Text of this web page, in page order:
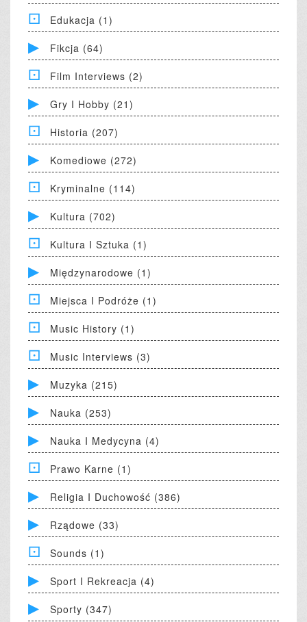
Edukacja (1)
Fikcja (64)
Film Interviews (2)
Gry I Hobby (21)
Historia (207)
Komediowe (272)
Kryminalne (114)
Kultura (702)
Kultura I Sztuka (1)
Międzynarodowe (1)
Miejsca I Podróże (1)
Music History (1)
Music Interviews (3)
Muzyka (215)
Nauka (253)
Nauka I Medycyna (4)
Prawo Karne (1)
Religia I Duchowość (386)
Rządowe (33)
Sounds (1)
Sport I Rekreacja (4)
Sporty (347)